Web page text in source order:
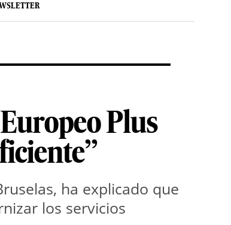
Plus
ha explicado que
los servicios